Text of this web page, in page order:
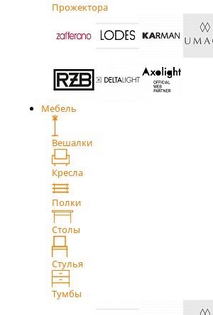
Прожектора
Мебель
Вешалки
Кресла
Полки
Столы
Стулья
Тумбы